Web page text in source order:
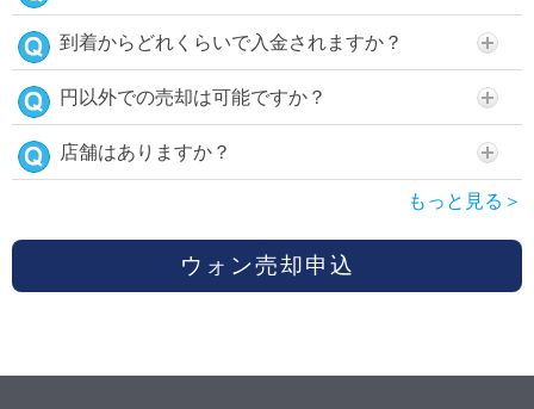
到着からどれくらいで入金されますか？
円以外での売却は可能ですか？
店舗はありますか？
もっと見る＞
ウォン売却申込